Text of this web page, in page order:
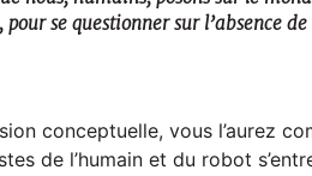
se questionner sur l’absence
conceptuelle, vous l’aurez
de l’humain et du robot